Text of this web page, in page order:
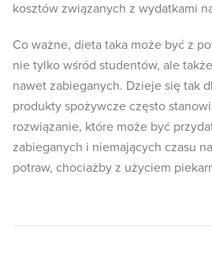
kosztów związanych z wydatkami
Co ważne, dieta taka może być z
nie tylko wśród studentów, ale
nawet zabieganych. Dzieje się tak
produkty spożywcze często
rozwiązanie, które może być
zabieganych i niemających czasu
potraw, chociażby z użyciem